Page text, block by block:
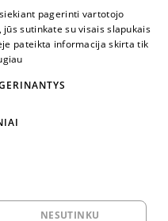
NENUSTOK
pagerinti vartotojo
sutinkate su visais slapukais
pateikta informacija skirta tik
NESUTINKU